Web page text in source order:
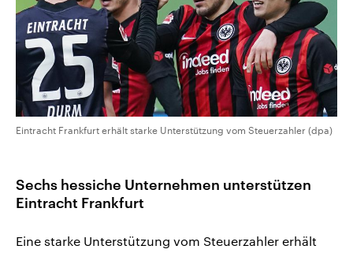
Eintracht Frankfurt erhält starke Unterstützung vom Steuerzahler (dpa)
Sechs hessiche Unternehmen unterstützen
Eintracht Frankfurt
Eine starke Unterstützung vom Steuerzahler erhält